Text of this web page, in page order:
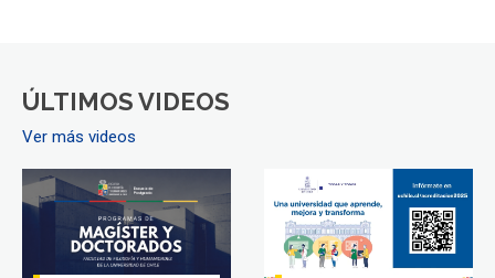
ÚLTIMOS VIDEOS
Ver más videos